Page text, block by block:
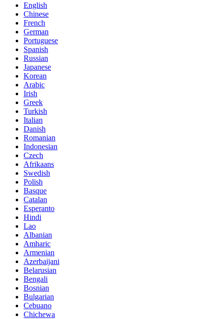
English
Chinese
French
German
Portuguese
Spanish
Russian
Japanese
Korean
Arabic
Irish
Greek
Turkish
Italian
Danish
Romanian
Indonesian
Czech
Afrikaans
Swedish
Polish
Basque
Catalan
Esperanto
Hindi
Lao
Albanian
Amharic
Armenian
Azerbaijani
Belarusian
Bengali
Bosnian
Bulgarian
Cebuano
Chichewa